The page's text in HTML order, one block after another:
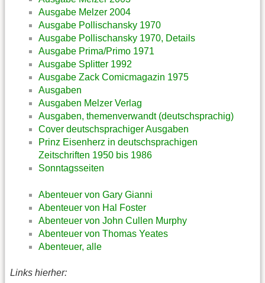
Ausgabe Melzer 2004
Ausgabe Pollischansky 1970
Ausgabe Pollischansky 1970, Details
Ausgabe Prima/Primo 1971
Ausgabe Splitter 1992
Ausgabe Zack Comicmagazin 1975
Ausgaben
Ausgaben Melzer Verlag
Ausgaben, themenverwandt (deutschsprachig)
Cover deutschsprachiger Ausgaben
Prinz Eisenherz in deutschsprachigen
Zeitschriften 1950 bis 1986
Sonntagsseiten
Abenteuer von Gary Gianni
Abenteuer von Hal Foster
Abenteuer von John Cullen Murphy
Abenteuer von Thomas Yeates
Abenteuer, alle
Links hierher: